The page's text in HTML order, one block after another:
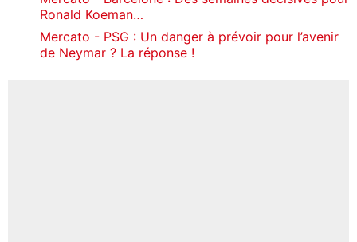
Ronald Koeman…
Mercato - PSG : Un danger à prévoir pour l’avenir
de Neymar ? La réponse !